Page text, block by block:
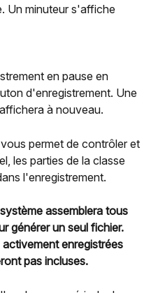
Un minuteur s'affiche
en pause en
d'enregistrement. Une
à nouveau.
permet de contrôler et
les parties de la classe
l'enregistrement.
assemblera tous
générer un seul fichier.
enregistrées
pas incluses.